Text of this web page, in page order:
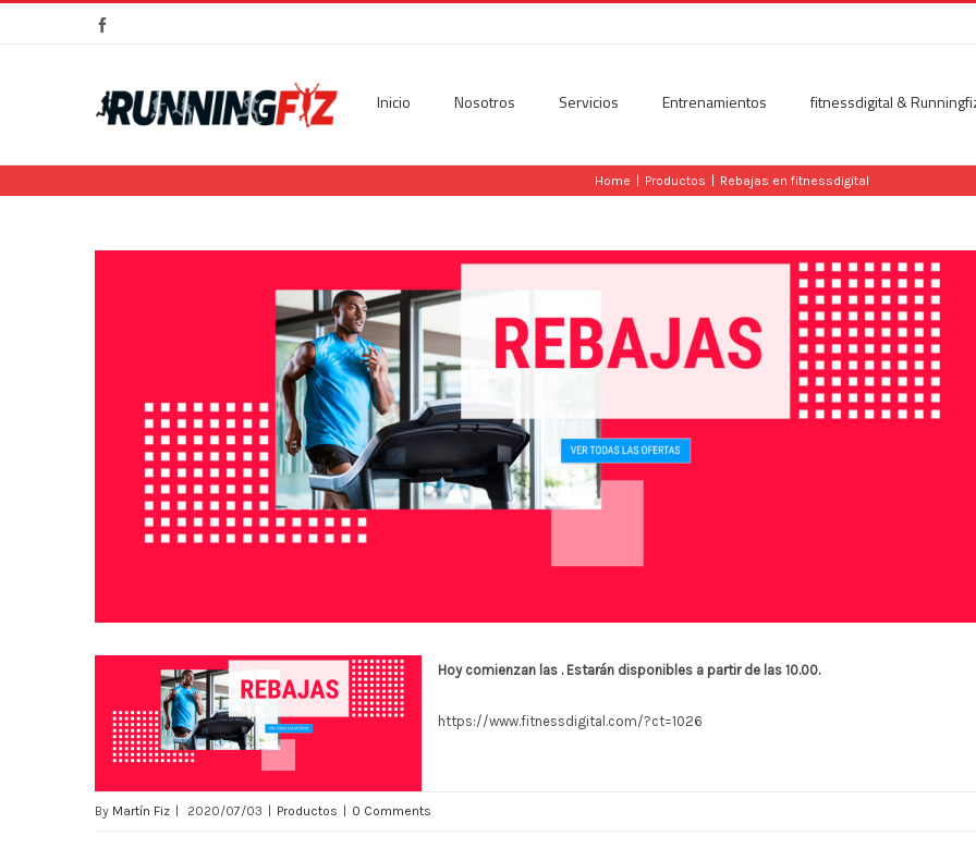
Inicio Nosotros Servicios Entrenamientos fitnessdigital &
Home | Productos | Rebajas en fitnessdigital
Hoy comienzan las . Estarán disponibles a partir de las 10.00.
https://www.fitnessdigital.com/?ct=1026
By Martín Fiz 2020/07/03 Productos 0 Comments